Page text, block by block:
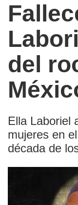
del
Ella Laboriel
mujeres en
década de